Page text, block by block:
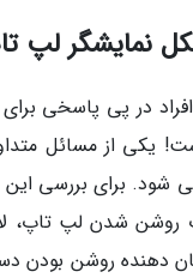
در پی پاسخی
یکی از مسائل
شود. برای بررسی این
روشن شدن لپ تاپ،
دهنده روشن بودن